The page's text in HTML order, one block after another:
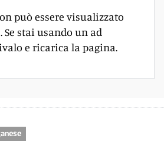
può essere visualizzato
stai usando un ad
e ricarica la pagina.